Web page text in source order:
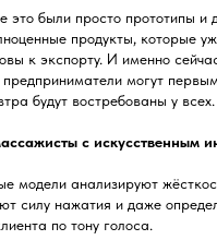
это были просто прототипы и
продукты, которые
к экспорту. И именно
предприниматели могут
будут востребованы у всех.
с искусственным
модели анализируют
силу нажатия и даже
по тону голоса.